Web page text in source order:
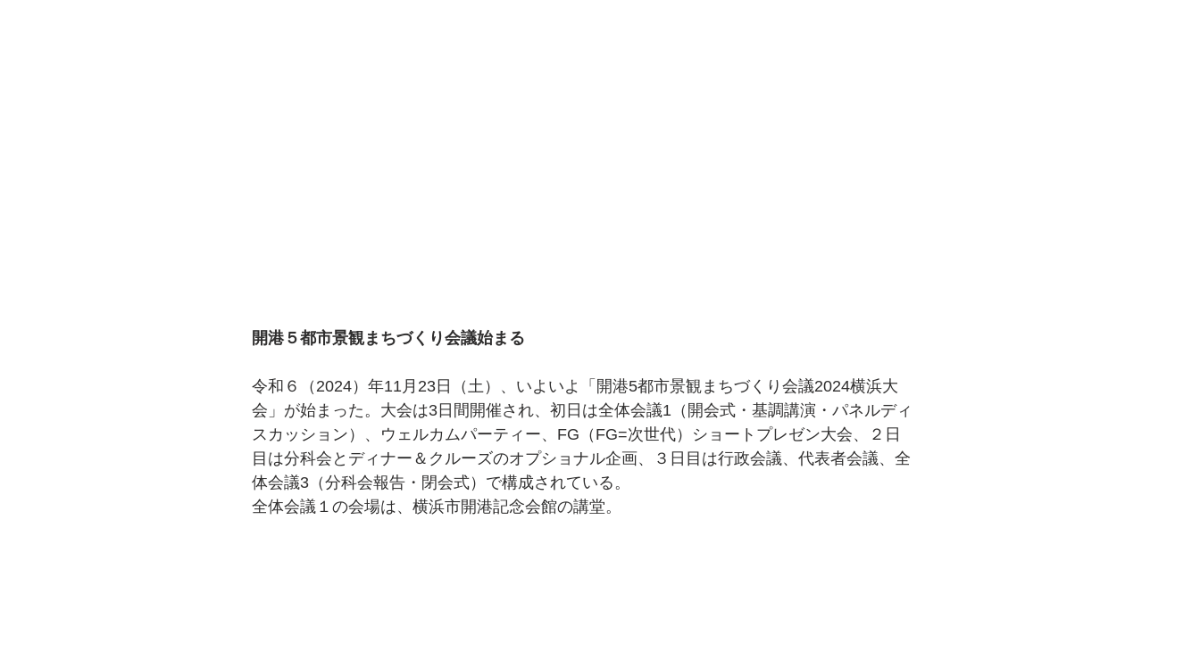
開港５都市景観まちづくり会議始まる
令和６（2024）年11月23日（土）、いよいよ「開港5都市景観まちづくり会議2024横浜大
会」が始まった。大会は3日間開催され、初日は全体会議1（開会式・基調講演・パネルディ
スカッション）、ウェルカムパーティー、FG（FG=次世代）ショートプレゼン大会、２日
目は分科会とディナー＆クルーズのオプショナル企画、３日目は行政会議、代表者会議、全
体会議3（分科会報告・閉会式）で構成されている。
全体会議１の会場は、横浜市開港記念会館の講堂。